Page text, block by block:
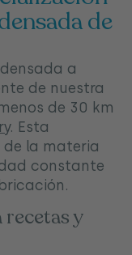
de
a
de nuestra
de 30 km
. Esta
de la materia
constante
y